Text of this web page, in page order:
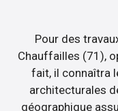
Pour des
Chauffailles (71),
fait, il connaîtra
architecturales
géographique